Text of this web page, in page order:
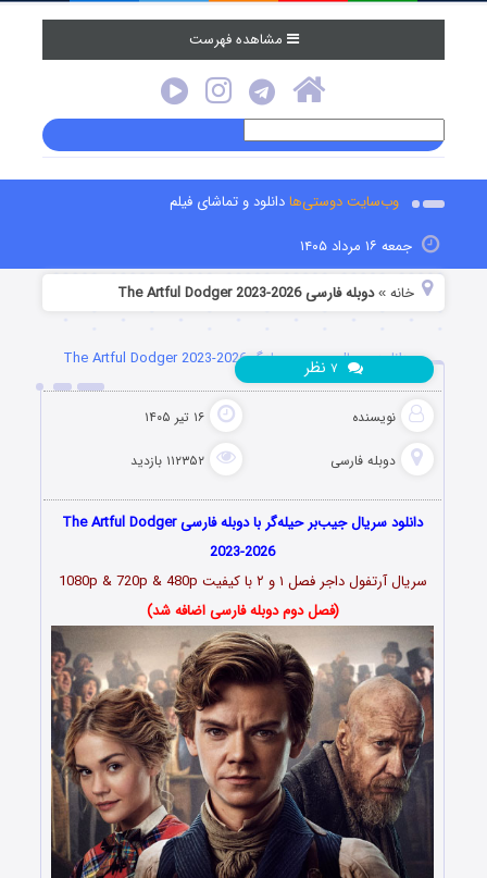
مشاهده فهرست
وب‌سایت دوستی‌هادانلود و تماشای فیلم
جمعه ۱۶ مرداد ۱۴۰۵
خانه »دوبله فارسی The Artful Dodger 2023-2026
دانلود سریال جیب‌بر حیله‌گر The Artful Dodger 2023-2026
نویسنده ۱۶ تیر ۱۴۰۵
دوبله فارسی ۱۱۲۳۵۲ بازدید
نظر
دانلود سریال جیب‌بر حیله‌گر با دوبله فارسی The Artful Dodger
2023-2026
سریال آرتفول داجر فصل ۱ و ۲ با کیفیت 1080p & 720p & 480p
(فصل دوم دوبله فارسی اضافه شد)